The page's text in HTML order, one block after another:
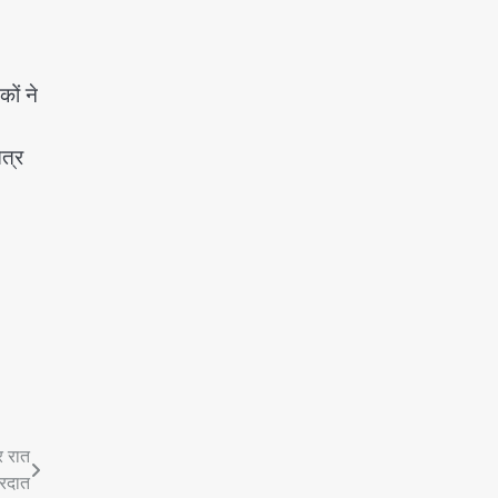
ने